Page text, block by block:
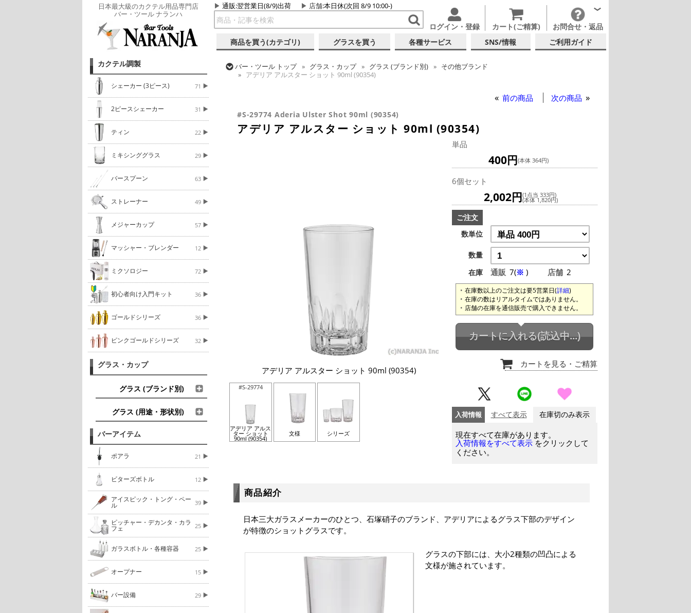
日本最大級のカクテル用品専門店
バー・ツール ナランハ
通販:翌営業日(8/9)出荷 店舗:本日休(次回 8/9 10:00-)
ログイン・登録 カート(ご精算) お問合せ・返品
商品を買う(カテゴリ) グラスを買う 各種サービス SNS/情報 ご利用ガイド
カクテル調製
シェーカー (3ピース) 71
2ピースシェーカー 31
ティン 22
ミキシンググラス 29
バースプーン 63
ストレーナー 49
メジャーカップ 57
マッシャー・ブレンダー 12
ミクソロジー 72
初心者向け入門キット 36
ゴールドシリーズ 36
ピンクゴールドシリーズ 32
グラス・カップ
グラス (ブランド別)
グラス (用途・形状別)
バーアイテム
ポアラ 21
ビターズボトル 12
アイスピック・トング・ペー
ル 39
ピッチャー・デカンタ・カラ
フェ 25
ガラスボトル・各種容器 25
オープナー 15
バー設備 29
バー・ツール トップ グラス・カップ グラス (ブランド別)
その他ブランド
アデリア アルスター ショット 90ml (90354)
前の商品 次の商品
#S-29774 Aderia Ulster Shot 90ml (90354)
アデリア アルスター ショット 90ml (90354)
アデリア アルスター ショット 90ml (90354)
#S-29774
アデリア アルス
ター ショット
90ml (90354)
文様 シリーズ
単品
400円(本体 364円)
6個セット
2,002円(1点当 333円)
(本体 1,820円)
ご注文
数単位
数量
在庫
通販 7(※ ) 店舗 2
在庫数以上のご注文は要5営業日(詳細)
在庫の数はリアルタイムではありません。
店舗の在庫を通信販売で購入できません。
カートに入れる(読込中...)
カートを見る ・ご精算
入荷情報 すべて表示 在庫切のみ表示
現在すべて在庫があります。
入荷情報をすべて表示 をクリックして
ください。
商品紹介
日本三大ガラスメーカーのひとつ、石塚硝子のブランド、アデリアによるグラス下部のデザイン
が特徴のショットグラスです。
グラスの下部には、大小2種類の凹凸による
文様が施されています。